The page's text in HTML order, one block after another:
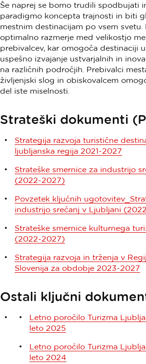
Še naprej se bomo trudili spodbujati
paradigmo koncepta trajnosti in biti
mestnim destinacijam po vsem svetu.
optimalno razmerje med velikostjo
prebivalcev, kar omogoča destinaciji
uspešno izvajanje ustvarjalnih in
na različnih področjih. Prebivalci
življenjski slog in obiskovalcem
del iste miselnosti.
Strateški dokumenti
Strategija razvoja turistične
ljubljanska regija 2021-2027
Strateške smernice za industrijo
(2022-2027)
Povzetek ključnih
industrijo srečanj v Ljubljani
Strateške smernice kulturnega
(2022-2027)
Strategija razvoja in trženja v
Slovenija za obdobje 2023-2027
Ostali ključni
Letno poročilo Turizma
leto 2025
Letno poročilo Turizma
leto 2024